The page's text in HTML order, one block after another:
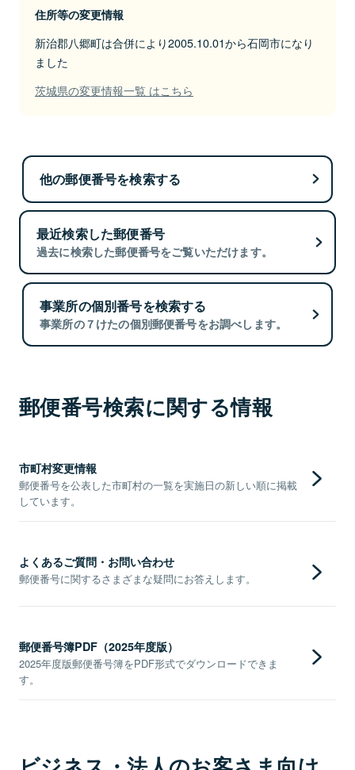
住所等の変更情報
新治郡八郷町は合併により2005.10.01から石岡市になり
ました
茨城県の変更情報一覧 はこちら
他の郵便番号を検索する
最近検索した郵便番号
過去に検索した郵便番号をご覧いただけます。
事業所の個別番号を検索する
事業所の７けたの個別郵便番号をお調べします。
郵便番号検索に関する情報
市町村変更情報
郵便番号を公表した市町村の一覧を実施日の新しい順に掲載
しています。
よくあるご質問・お問い合わせ
郵便番号に関するさまざまな疑問にお答えします。
郵便番号簿PDF（2025年度版）
2025年度版郵便番号簿をPDF形式でダウンロードできま
す。